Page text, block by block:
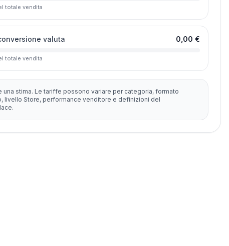
totale vendita
valuta 0,00 €
totale vendita
una stima. Le tariffe possono variare per categoria, formato
livello Store, performance venditore e definizioni del